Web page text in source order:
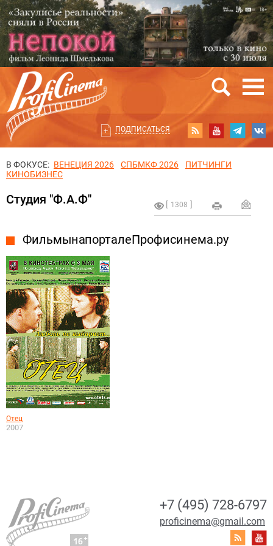
ПОДПИСАТЬСЯ
В ФОКУСЕ: ВЕНЕЦИЯ 2026 СПБМКФ 2026
ПИТЧИНГИ
КИНОБИЗНЕС
1308
Студия "Ф.А.Ф"
Фильмы на портале Профисинема.ру
Отец
2007
+7 (495) 728-6797
proficinema@gmail.com